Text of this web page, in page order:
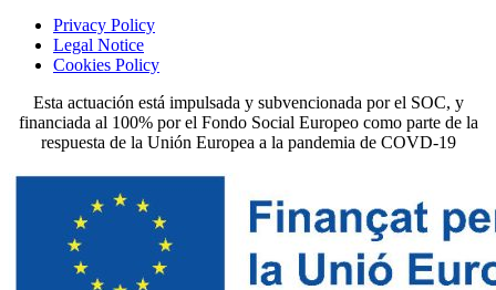
Privacy Policy
Legal Notice
Cookies Policy
Esta actuación está impulsada y subvencionada por el SOC, y
financiada al 100% por el Fondo Social Europeo como parte de la
respuesta de la Unión Europea a la pandemia de COVD-19